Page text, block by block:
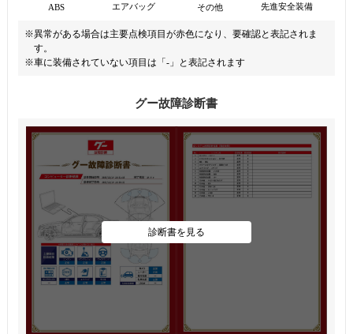
ABS エアバッグ その他 先進安全装備
※異常がある場合は主要点検項目が赤色になり、要確認と表記されま
す。
※車に装備されていない項目は「-」と表記されます
グー故障診断書
診断書を見る